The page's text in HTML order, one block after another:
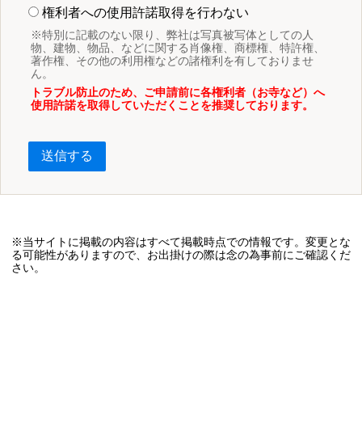
権利者への使用許諾取得を行わない
※特別に記載のない限り、弊社は写真被写体としての人
物、建物、物品、などに関する肖像権、商標権、特許権、
著作権、その他の利用権などの諸権利を有しておりませ
ん。
トラブル防止のため、ご申請前に各権利者（お寺など）へ
使用許諾を取得していただくことを推奨しております。
送信する
※当サイトに掲載の内容はすべて掲載時点での情報です。変更とな
る可能性がありますので、お出掛けの際は念の為事前にご確認くだ
さい。